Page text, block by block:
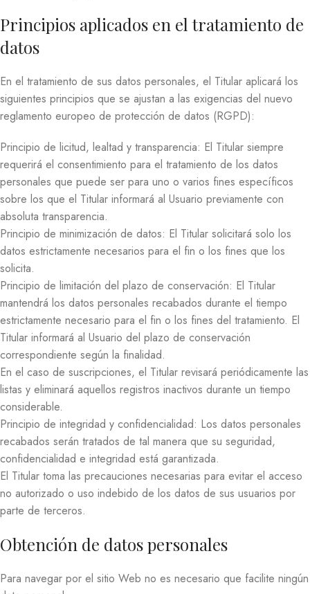
Principios aplicados en el tratamiento de
datos
En el tratamiento de sus datos personales, el Titular aplicará los
siguientes principios que se ajustan a las exigencias del nuevo
reglamento europeo de protección de datos (RGPD):
Principio de licitud, lealtad y transparencia: El Titular siempre
requerirá el consentimiento para el tratamiento de los datos
personales que puede ser para uno o varios fines específicos
sobre los que el Titular informará al Usuario previamente con
absoluta transparencia.
Principio de minimización de datos: El Titular solicitará solo los
datos estrictamente necesarios para el fin o los fines que los
solicita.
Principio de limitación del plazo de conservación: El Titular
mantendrá los datos personales recabados durante el tiempo
estrictamente necesario para el fin o los fines del tratamiento. El
Titular informará al Usuario del plazo de conservación
correspondiente según la finalidad.
En el caso de suscripciones, el Titular revisará periódicamente las
listas y eliminará aquellos registros inactivos durante un tiempo
considerable.
Principio de integridad y confidencialidad: Los datos personales
recabados serán tratados de tal manera que su seguridad,
confidencialidad e integridad está garantizada.
El Titular toma las precauciones necesarias para evitar el acceso
no autorizado o uso indebido de los datos de sus usuarios por
parte de terceros.
Obtención de datos personales
Para navegar por el sitio Web no es necesario que facilite ningún